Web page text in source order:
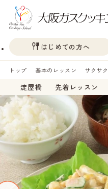
はじめての方へ
トップ 基本のレッスン サクサ
淀屋橋 先着レッスン